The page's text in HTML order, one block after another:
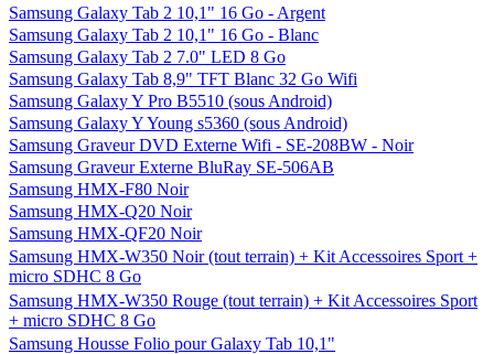
Samsung Galaxy Tab 2 10,1" 16 Go - Argent
Samsung Galaxy Tab 2 10,1" 16 Go - Blanc
Samsung Galaxy Tab 2 7.0" LED 8 Go
Samsung Galaxy Tab 8,9" TFT Blanc 32 Go Wifi
Samsung Galaxy Y Pro B5510 (sous Android)
Samsung Galaxy Y Young s5360 (sous Android)
Samsung Graveur DVD Externe Wifi - SE-208BW - Noir
Samsung Graveur Externe BluRay SE-506AB
Samsung HMX-F80 Noir
Samsung HMX-Q20 Noir
Samsung HMX-QF20 Noir
Samsung HMX-W350 Noir (tout terrain) + Kit Accessoires Sport +
micro SDHC 8 Go
Samsung HMX-W350 Rouge (tout terrain) + Kit Accessoires Sport
+ micro SDHC 8 Go
Samsung Housse Folio pour Galaxy Tab 10,1"